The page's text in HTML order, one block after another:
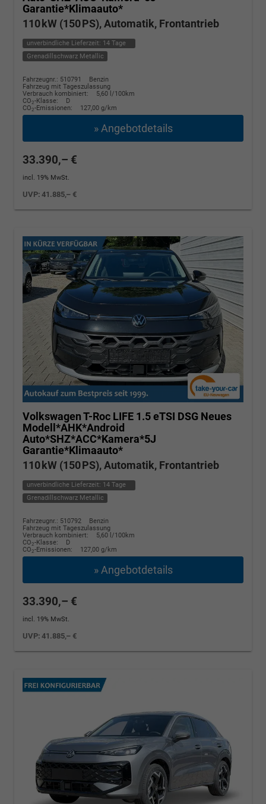
Garantie*Klimaauto*
110 kW (150 PS), Automatik, Frontantrieb
unverbindliche Lieferzeit: 14 Tage
Grenadillschwarz Metallic
Fahrzeugnr.: 510791
Benzin
Fahrzeug mit Tageszulassung
Verbrauch kombiniert:
5,60 l/100km
CO2-Klasse:
D
CO2-Emissionen: 127,00 g/km
» Angebotdetails
33.390,– €
incl. 19% MwSt.
UVP:41.885,– €
Volkswagen T-Roc LIFE 1.5 eTSI DSG Neues
Modell*AHK*Android
Auto*SHZ*ACC*Kamera*5J
Garantie*Klimaauto*
110 kW (150 PS), Automatik, Frontantrieb
unverbindliche Lieferzeit: 14 Tage
Grenadillschwarz Metallic
Fahrzeugnr.: 510792
Benzin
Fahrzeug mit Tageszulassung
Verbrauch kombiniert:
5,60 l/100km
CO2-Klasse:
D
CO2-Emissionen: 127,00 g/km
» Angebotdetails
33.390,– €
incl. 19% MwSt.
UVP:41.885,– €